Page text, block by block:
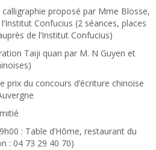
proposé par Mme Blosse,
Confucius (2 séances, places
de l’Institut Confucius)
Taiji quan par M. N Guyen et
prix du concours d’écriture chinoise
: Table d’Hôme, restaurant du
: 04 73 29 40 70)